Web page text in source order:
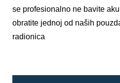
se profesionalno ne bavite
obratite jednoj od naših
radionica